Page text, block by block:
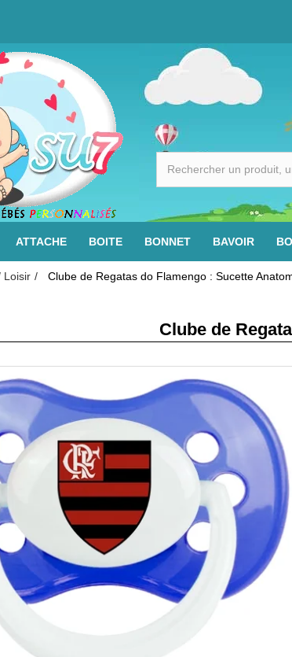
ATTACHE BOITE BONNET BAVOIR
Loisir Clube de Regatas do Flamengo : Sucette
Clube de